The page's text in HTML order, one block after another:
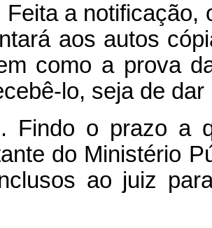
Feita a notificação,
aos autos
como a prova
lo, seja de dar
Findo o prazo a
do Ministério
ao juiz